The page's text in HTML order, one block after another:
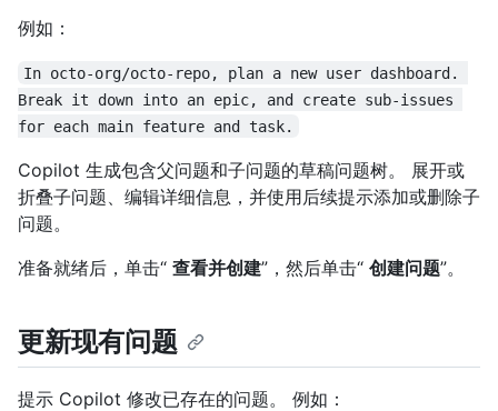
例如：
In octo-org/octo-repo, plan a new user dashboard.
Break it down into an epic, and create sub-issues
for each main feature and task.
Copilot 生成包含父问题和子问题的草稿问题树。 展开或
折叠子问题、编辑详细信息，并使用后续提示添加或删除子
问题。
准备就绪后，单击“ 查看并创建”，然后单击“ 创建问题”。
更新现有问题
提示 Copilot 修改已存在的问题。 例如：